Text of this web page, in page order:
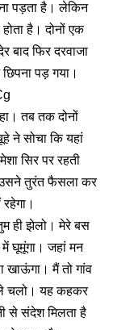
पड़ता है। लेकिन
है। दोनों एक
बाद फिर दरवाजा
पड़ गया।
तब तक दोनों
ने सोचा कि यहां
सिर पर रहती
उसने तुरंत फैसला कर
ही झेलो। मेरे बस
में घूमूंगा। जहां मन
खाऊंगा। मैं तो गांव
चलो। यह कहकर
से संदेश मिलता है